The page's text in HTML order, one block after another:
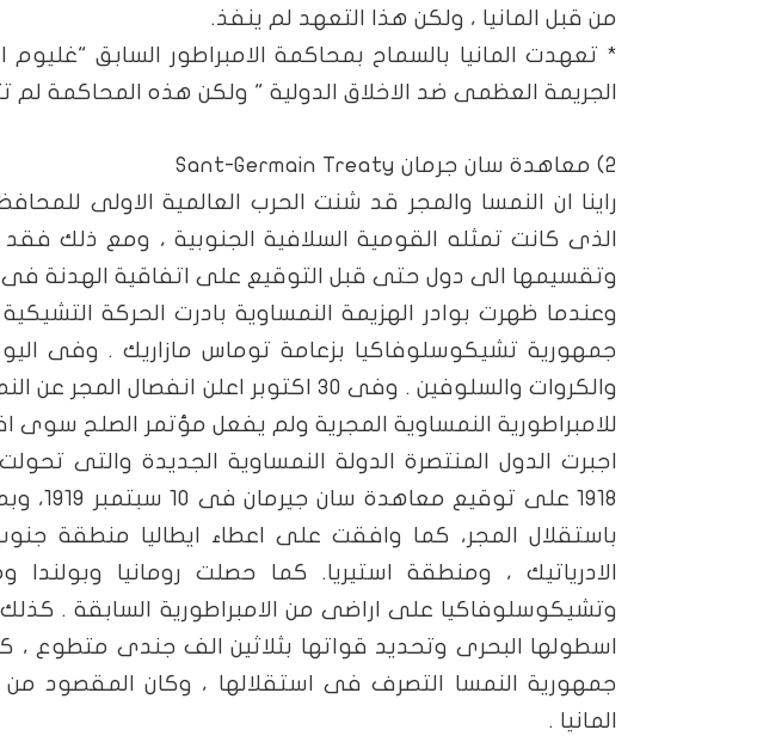
من قبل المانيا ، ولكن هذا التعهد لم ينفذ.
* تعهدت المانيا بالسماح بمحاكمة الامبراطور السابق
الجريمة العظمى ضد الاخلاق الدولية " ولكن هذه المحاكمة لم
2) معاهدة سان جرمان
Sant-Germain Treaty
راينا ان النمسا والمجر قد شنت الحرب العالمية الاولى
الذى كانت تمثله القومية السلافية الجنوبية ، ومع ذلك فقد
وتقسيمها الى دول حتى قبل التوقيع على اتفاقية الهدنة فى 3 نوفمبر عام 1918.
جمهورية تشيكوسلوفاكيا بزعامة توماس مازاريك . وفى
والكروات والسلوفين . وفى 30 اكتوبر اعلن
للامبراطورية النمساوية المجرية ولم يفعل مؤتمر الصلح سوى
اجبرت الدول المنتصرة الدولة النمساوية الجديدة والتى
1918 على
باستقلال المجر، كما وافقت على اعطاء ايطاليا منطقة
الادرياتيك ، ومنطقة استيريا. كما حصلت رومانيا
وتشيكوسلوفاكيا على اراضى من الامبراطورية السابقة .
اسطولها البحرى وتحديد قواتها بثلاثين الف جندى
جمهورية النمسا التصرف فى استقلالها ، وكان المقصود
المانيا .